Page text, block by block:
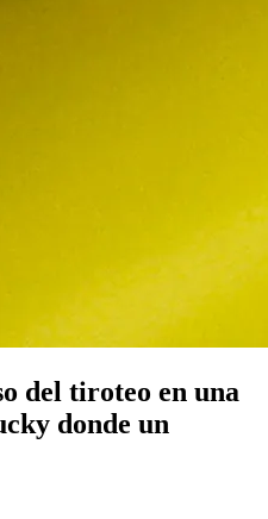
del tiroteo en una
donde un